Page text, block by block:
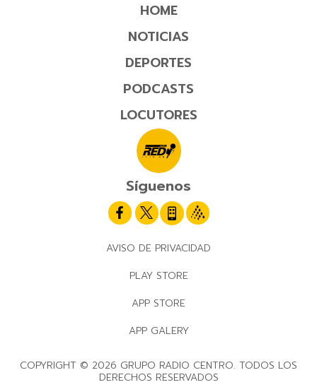
HOME
NOTICIAS
DEPORTES
PODCASTS
LOCUTORES
Síguenos
AVISO DE PRIVACIDAD
PLAY STORE
APP STORE
APP GALERY
COPYRIGHT © 2026 GRUPO RADIO CENTRO. TODOS LOS
DERECHOS RESERVADOS